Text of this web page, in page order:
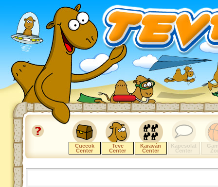
Cuccok
Center
Teve
Center
Karaván
Center
Kapcsolat
Center